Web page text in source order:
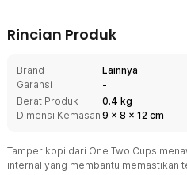
Rincian Produk
Brand
Lainnya
Garansi
-
Berat Produk
0.4 kg
Dimensi Kemasan 9 x 8 x 12 cm
Tamper kopi dari One Two Cups
internal yang membantu memastikan